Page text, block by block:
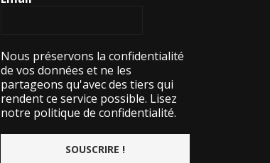
Nous préservons la confidentialité
de vos données et ne les
partageons qu'avec des tiers qui
rendent ce service possible. Lisez
notre politique de confidentialité.